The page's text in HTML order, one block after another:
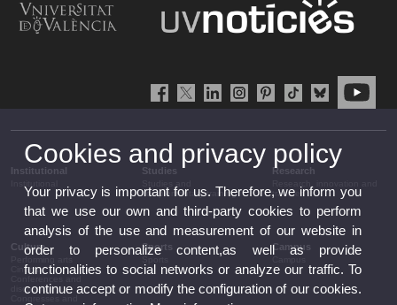
Institutional Studies
complementary training
Research
transfer
Culture
Cinema
discussion
Sports Campus
Cookies and privacy policy
Your privacy is important for us. Therefore, we inform you
that we use our own and third-party cookies to perform
analysis of the use and measurement of our website in
order to personalize content,as well as provide
functionalities to social networks or analyze our traffic. To
continue accept or modify the configuration of our cookies.